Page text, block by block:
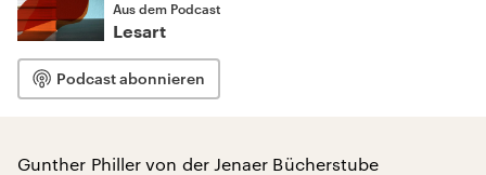
Aus dem Podcast
Lesart
Podcast abonnieren
Gunther Philler von der Jenaer Bücherstube